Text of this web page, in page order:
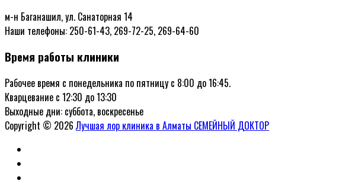
м-н Баганашил, ул. Санаторная 14
Наши телефоны: 250-61-43, 269-72-25, 269-64-60
Время работы клиники
Рабочее время с понедельника по пятницу с 8:00 до 16:45.
Кварцевание с 12:30 до 13:30
Выходные дни: суббота, воскресенье
Copyright © 2026Лучшая лор клиника в Алматы СЕМЕЙНЫЙ ДОКТОР